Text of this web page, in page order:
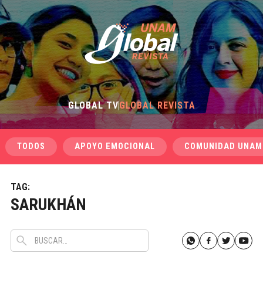
GLOBAL TVGLOBAL REVISTA
TODOS APOYO EMOCIONAL COMUNIDAD UNAM
TAG:
SARUKHÁN